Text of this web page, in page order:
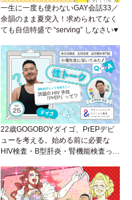
一生に一度も使わないGAY会話33／
余韻のまま夏突入！求められてなく
ても自信特盛で “serving” しなさい♥
22歳GOGOBOYダイゴ、PrEPデビ
ューを考える。始める前に必要な
HIV検査・B型肝炎・腎機能検査っ
性トーク～聞きにくいことは小堀先
生に聞けばイイ！（Vol.25）